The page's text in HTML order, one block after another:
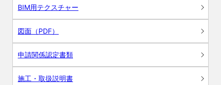
BIM用テクスチャー
図面（PDF）
申請関係認定書類
施工・取扱説明書